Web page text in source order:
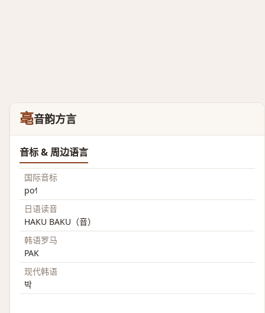
亳音韵方言
音标 & 周边语言
国际音标
po˧˥
日语读音
HAKU BAKU（音）
韩语罗马
PAK
现代韩语
박